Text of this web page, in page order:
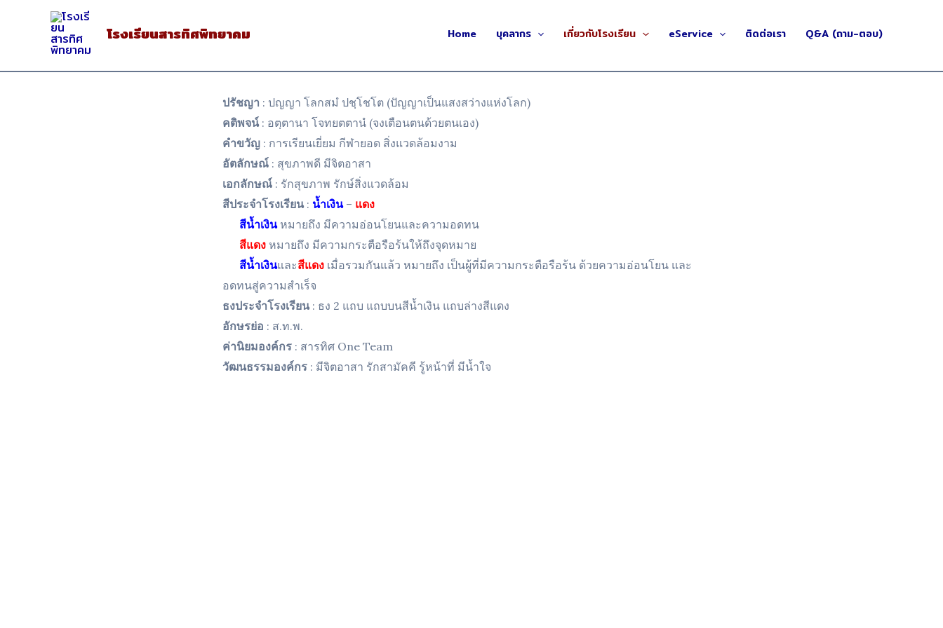
โรงเรียนสารทิศพิทยาคม Home บุคลากร เกี่ยวกับโรงเรียน eService ติดต่อเรา Q&A (ถาม-ตอบ)
ปรัชญา : ปญญา โลกสมํ ปชฺโชโต (ปัญญาเป็นแสงสว่างแห่งโลก)
คติพจน์ : อตฺตานา โจทยตตานํ (จงเตือนตนด้วยตนเอง)
คำขวัญ : การเรียนเยี่ยม กีฬายอด สิ่งแวดล้อมงาม
อัตลักษณ์ : สุขภาพดี มีจิตอาสา
เอกลักษณ์ : รักสุขภาพ รักษ์สิ่งแวดล้อม
สีประจำโรงเรียน : น้ำเงิน– แดง
สีน้ำเงินหมายถึง มีความอ่อนโยนและความอดทน
สีแดง หมายถึง มีความกระตือรือร้นให้ถึงจุดหมาย
สีน้ำเงินและสีแดง เมื่อรวมกันแล้ว หมายถึง เป็นผู้ที่มีความกระตือรือร้น ด้วยความอ่อนโยน และ
อดทนสู่ความสำเร็จ
ธงประจำโรงเรียน : ธง 2 แถบ แถบบนสีน้ำเงิน แถบล่างสีแดง
อักษรย่อ : ส.ท.พ.
ค่านิยมองค์กร : สารทิศ One Team
วัฒนธรรมองค์กร : มีจิตอาสา รักสามัคคี รู้หน้าที่ มีน้ำใจ